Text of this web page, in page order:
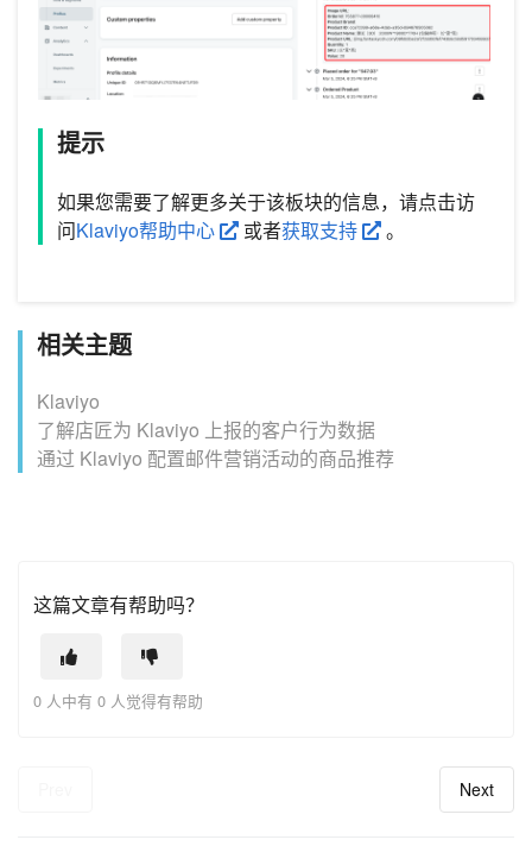
提示
如果您需要了解更多关于该板块的信息，请点击访
问Klaviyo帮助中心 或者获取支持 。
相关主题
Klaviyo
了解店匠为 Klaviyo 上报的客户行为数据
通过 Klaviyo 配置邮件营销活动的商品推荐
这篇文章有帮助吗？
0 人中有 0 人觉得有帮助
Next